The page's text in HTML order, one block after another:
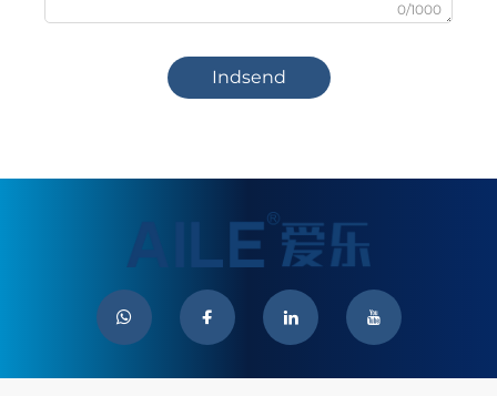
0/1000
Indsend